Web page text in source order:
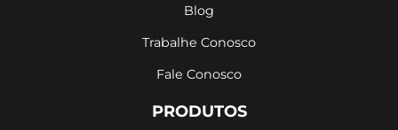
Blog
Trabalhe Conosco
Fale Conosco
PRODUTOS